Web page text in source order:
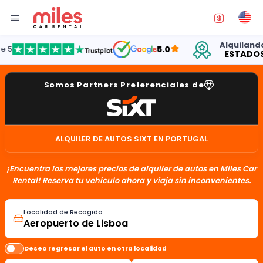
5.0 Alquilando
ESTADOS
Somos Partners Preferenciales de
ALQUILER DE AUTOS SIXT EN PORTUGAL
¡Encuentra los mejores precios de alquiler de autos en Miles Car
Rental! Reserva tu vehículo ahora y viaja sin inconvenientes.
Localidad de Recogida
Deseo regresar el auto en otra localidad